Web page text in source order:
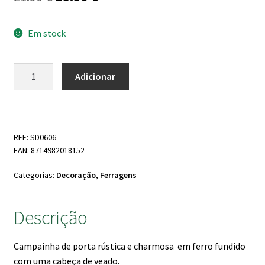
original
era:
21.90 €.
é:
19.90 €.
Em stock
Adicionar
REF: SD0606
EAN: 8714982018152
Categorias: Decoração, Ferragens
Descrição
Campainha de porta rústica e charmosa em ferro fundido
com uma cabeça de veado.